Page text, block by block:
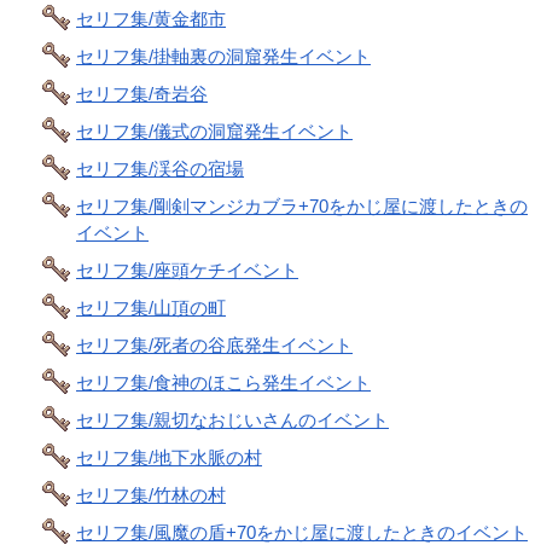
セリフ集/黄金都市
セリフ集/掛軸裏の洞窟発生イベント
セリフ集/奇岩谷
セリフ集/儀式の洞窟発生イベント
セリフ集/渓谷の宿場
セリフ集/剛剣マンジカブラ+70をかじ屋に渡したときの
イベント
セリフ集/座頭ケチイベント
セリフ集/山頂の町
セリフ集/死者の谷底発生イベント
セリフ集/食神のほこら発生イベント
セリフ集/親切なおじいさんのイベント
セリフ集/地下水脈の村
セリフ集/竹林の村
セリフ集/風魔の盾+70をかじ屋に渡したときのイベント